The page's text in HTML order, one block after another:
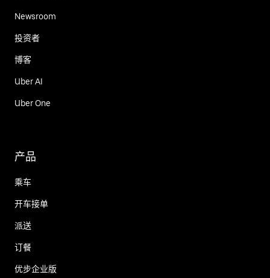
Newsroom
投资者
博客
Uber AI
Uber One
产品
乘车
开车接单
派送
订餐
优步企业版